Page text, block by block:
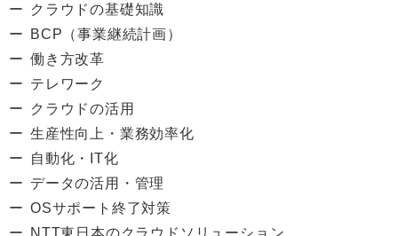
クラウドの基礎知識
BCP（事業継続計画）
働き方改革
テレワーク
クラウドの活用
生産性向上・業務効率化
自動化・IT化
データの活用・管理
OSサポート終了対策
NTT東日本のクラウドソリューション